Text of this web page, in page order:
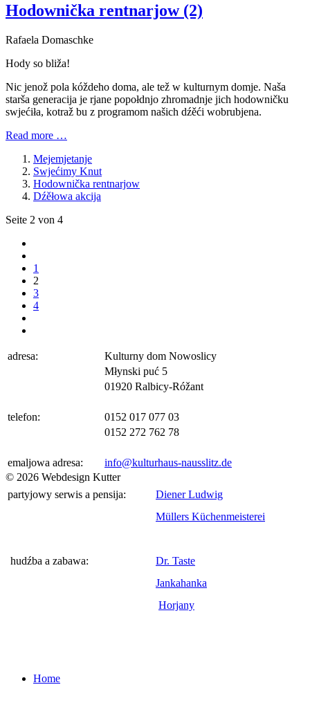
Hodownička rentnarjow (2)
Rafaela Domaschke
Hody so bliža!
Nic jenož pola kóždeho doma, ale tež w kulturnym domje. Naša
starša generacija je rjane popołdnjo zhromadnje jich hodowničku
swjećiła, kotraž bu z programom našich dźěći wobrubjena.
Read more …
Mejemjetanje
Swjećimy Knut
Hodownička rentnarjow
Dźěłowa akcija
Seite 2 von 4
1
2
3
4
adresa:
Kulturny dom Nowoslicy
Młynski puć 5
01920 Ralbicy-Róžant
telefon:
0152 017 077 03
0152 272 762 78
emaljowa adresa:
info@kulturhaus-nausslitz.de
© 2026 Webdesign Kutter
partyjowy serwis a pensija:
Diener Ludwig
Müllers Küchenmeisterei
hudźba a zabawa:
Dr. Taste
Jankahanka
Horjany
Home